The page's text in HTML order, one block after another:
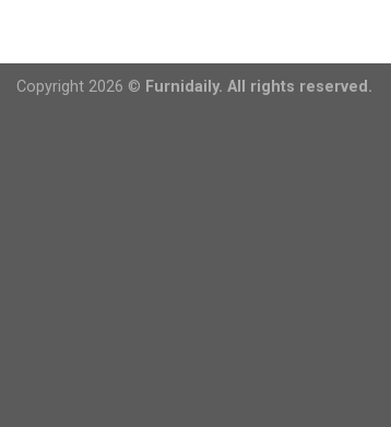
Copyright 2026 © Furnidaily. All rights reserved.